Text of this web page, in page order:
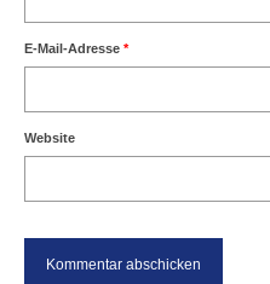
E-Mail-Adresse *
Website